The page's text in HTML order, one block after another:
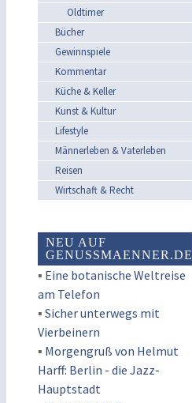
Oldtimer
Bücher
Gewinnspiele
Kommentar
Küche & Keller
Kunst & Kultur
Lifestyle
Männerleben & Vaterleben
Reisen
Wirtschaft & Recht
NEU AUF
GENUSSMAENNER.DE
▪ Eine botanische Weltreise
am Telefon
▪ Sicher unterwegs mit
Vierbeinern
▪ Morgengruß von Helmut
Harff: Berlin - die Jazz-
Hauptstadt